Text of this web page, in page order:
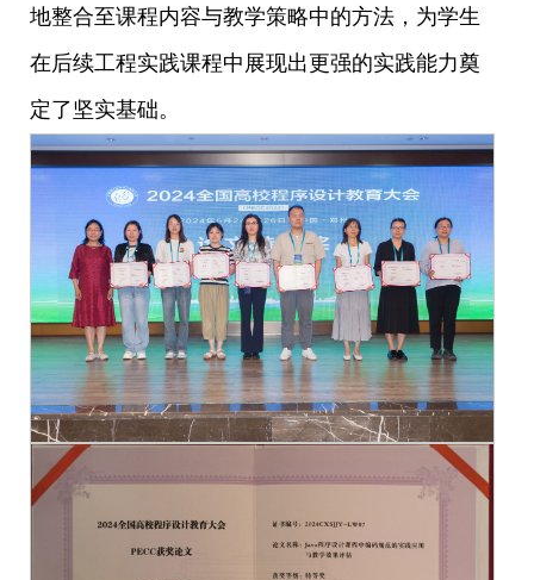
地整合至课程内容与教学策略中的方法，为学生
在后续工程实践课程中展现出更强的实践能力奠
定了坚实基础。